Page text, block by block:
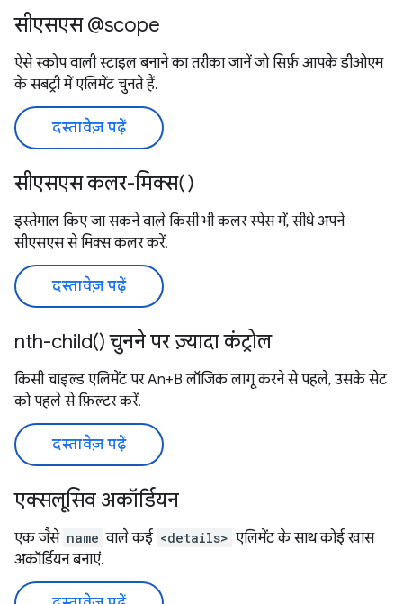
सीएसएस @scope
ऐसे स्कोप वाली स्टाइल बनाने का तरीका जानें जो सिर्फ़ आपके डीओएम
के सबट्री में एलिमेंट चुनते हैं.
दस्तावेज़ पढ़ें
सीएसएस कलर-मिक्स()
इस्तेमाल किए जा सकने वाले किसी भी कलर स्पेस में, सीधे अपने
सीएसएस से मिक्स कलर करें.
दस्तावेज़ पढ़ें
nth-child() चुनने पर ज़्यादा कंट्रोल
किसी चाइल्ड एलिमेंट पर An+B लॉजिक लागू करने से पहले, उसके सेट
को पहले से फ़िल्टर करें.
दस्तावेज़ पढ़ें
एक्सलूसिव अकॉर्डियन
एक जैसे name वाले कई <details> एलिमेंट के साथ कोई खास
अकॉर्डियन बनाएं.